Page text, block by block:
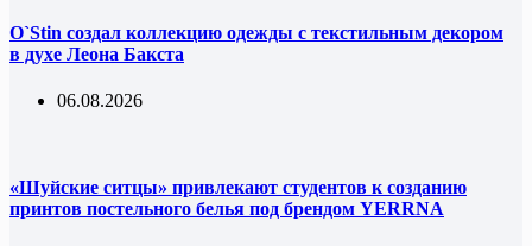
O`Stin создал коллекцию одежды с текстильным декором
в духе Леона Бакста
06.08.2026
«Шуйские ситцы» привлекают студентов к созданию
принтов постельного белья под брендом YERRNA